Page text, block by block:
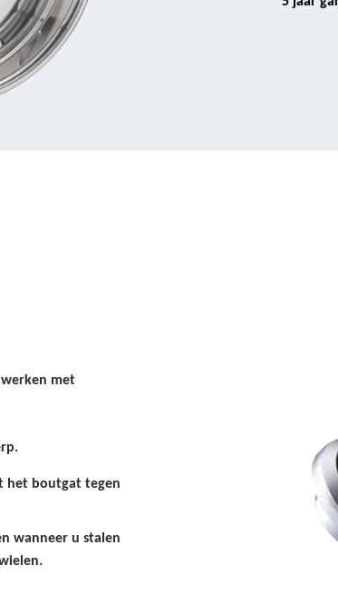
met
het boutgat tegen
wanneer u stalen